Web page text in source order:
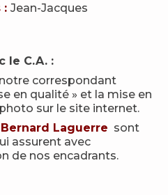
: Jean-Jacques
le C.A. :
correspondant
en qualité » et la mise en
sur le site internet.
Laguerre sont
assurent avec
de nos encadrants.